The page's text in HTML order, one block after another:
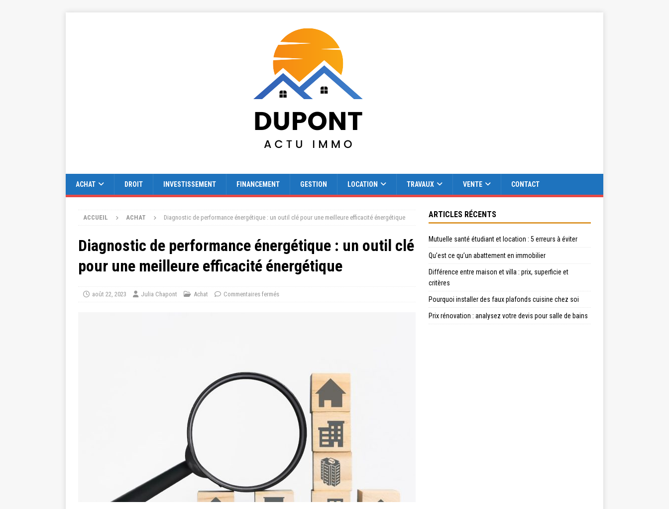
ACHAT DROIT INVESTISSEMENT FINANCEMENT GESTION LOCATION TRAVAUX VENTE CONTACT
ACCUEIL ACHAT Diagnostic de performance énergétique : un outil clé pour une meilleure efficacité énergétique
Diagnostic de performance énergétique : un outil clé
pour une meilleure efficacité énergétique
août 22, 2023 Julia Chapont Achat Commentaires fermés
ARTICLES RÉCENTS
Mutuelle santé étudiant et location : 5 erreurs à éviter
Qu’est ce qu’un abattement en immobilier
Différence entre maison et villa : prix, superficie et
critères
Pourquoi installer des faux plafonds cuisine chez soi
Prix rénovation : analysez votre devis pour salle de bains